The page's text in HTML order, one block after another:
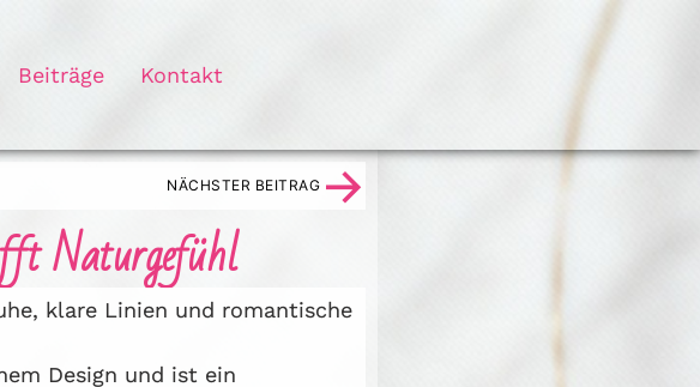
Beiträge Kontakt
→
NÄCHSTER BEITRAG
Naturgefühl
klare Linien und romantische
Design und ist ein